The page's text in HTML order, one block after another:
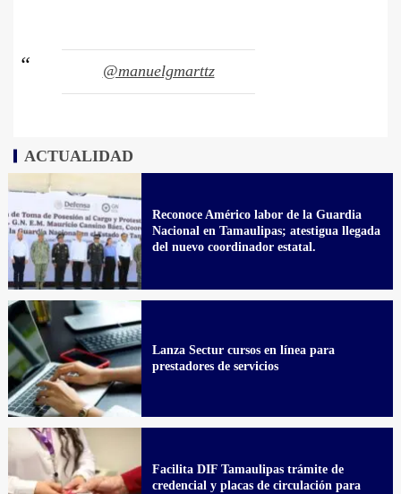
@manuelgmarttz
ACTUALIDAD
Reconoce Américo labor de la Guardia
Nacional en Tamaulipas; atestigua llegada
del nuevo coordinador estatal.
Lanza Sectur cursos en línea para
prestadores de servicios
Facilita DIF Tamaulipas trámite de
credencial y placas de circulación para